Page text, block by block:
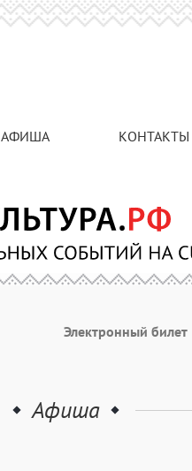
АФИША КОНТАКТЫ
Электронный билет
Афиша